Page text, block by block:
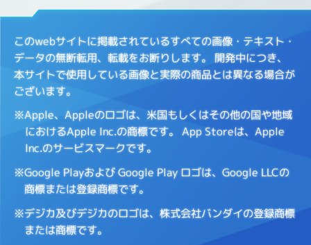
このwebサイトに掲載されているすべての画像・テキスト・
データの無断転用、転載をお断りします。 開発中につき、
本サイトで使用している画像と実際の商品とは異なる場合が
ございます。
※Apple、Appleのロゴは、米国もしくはその他の国や地域
におけるApple Inc.の商標です。 App Storeは、Apple
Inc.のサービスマークです。
※Google Playおよび Google Play ロゴは、Google LLCの
商標または登録商標です。
※デジカ及びデジカのロゴは、株式会社バンダイの登録商標
または商標です。